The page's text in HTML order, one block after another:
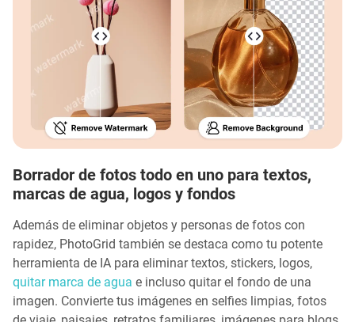
Borrador de fotos todo en uno para textos,
marcas de agua, logos y fondos
Además de eliminar objetos y personas de fotos con
rapidez, PhotoGrid también se destaca como tu potente
herramienta de IA para eliminar textos, stickers, logos,
quitar marca de agua e incluso quitar el fondo de una
imagen. Convierte tus imágenes en selfies limpias, fotos